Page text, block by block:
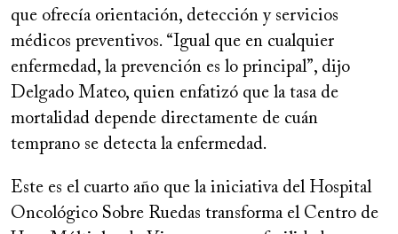
que ofrecía orientación, detección y servicios
médicos preventivos. “Igual que en cualquier
enfermedad, la prevención es lo principal”, dijo
Delgado Mateo, quien enfatizó que la tasa de
mortalidad depende directamente de cuán
temprano se detecta la enfermedad.
Este es el cuarto año que la iniciativa del Hospital
Oncológico Sobre Ruedas transforma el Centro de